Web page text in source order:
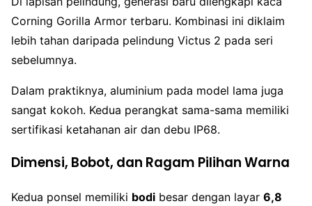
Corning Gorilla Armor terbaru. Kombinasi ini diklaim
lebih tahan daripada pelindung Victus 2 pada seri
sebelumnya.
Dalam praktiknya, aluminium pada model lama juga
sangat kokoh. Kedua perangkat sama-sama memiliki
sertifikasi ketahanan air dan debu IP68.
Dimensi, Bobot, dan Ragam Pilihan Warna
Kedua ponsel memiliki bodi besar dengan layar 6,8